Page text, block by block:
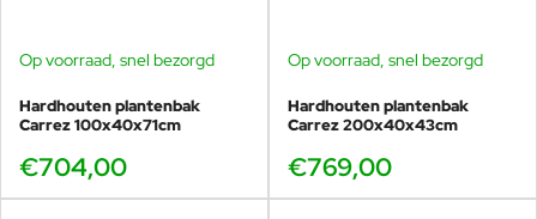
Op voorraad, snel bezorgd
Hardhouten plantenbak
Carrez 100x40x71cm
€704,00
Op voorraad, snel bezorgd
Hardhouten plantenbak
Carrez 200x40x43cm
€769,00